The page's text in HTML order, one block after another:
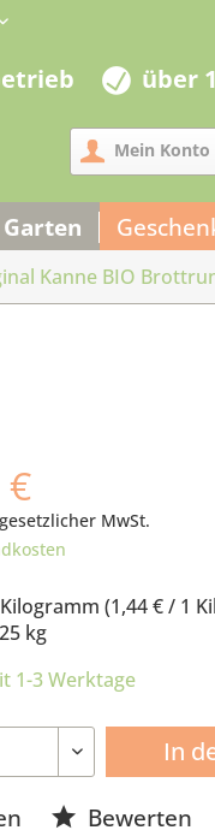
über
Mein Konto
Kanne BIO
€
MwSt.
(1,44 €/ 1
25 kg
1-3 Werktage
In
Bewerten